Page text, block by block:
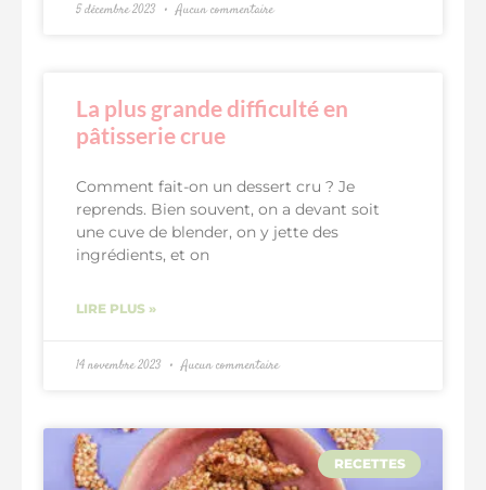
5 décembre 2023 Aucun commentaire
La plus grande difficulté en
pâtisserie crue
Comment fait-on un dessert cru ? Je
reprends. Bien souvent, on a devant soit
une cuve de blender, on y jette des
ingrédients, et on
LIRE PLUS »
14 novembre 2023 Aucun commentaire
RECETTES